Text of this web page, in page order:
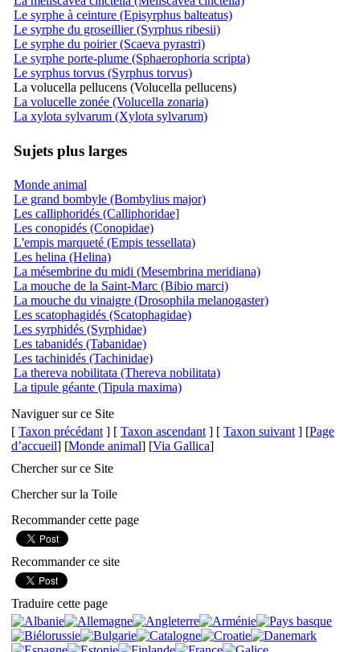
Le syrphe à ceinture (Episyrphus balteatus)
Le syrphe du groseillier (Syrphus ribesii)
Le syrphe du poirier (Scaeva pyrastri)
Le syrphe porte-plume (Sphaerophoria scripta)
Le syrphus torvus (Syrphus torvus)
La volucella pellucens (Volucella pellucens)
La volucelle zonée (Volucella zonaria)
La xylota sylvarum (Xylota sylvarum)
Sujets plus larges
Monde animal
Le grand bombyle (Bombylius major)
Les calliphoridés (Calliphoridae]
Les conopidés (Conopidae)
L'empis marqueté (Empis tessellata)
Les helina (Helina)
La mésembrine du midi (Mesembrina meridiana)
La mouche de la Saint-Marc (Bibio marci)
La mouche du vinaigre (Drosophila melanogaster)
Les scatophagidés (Scatophagidae)
Les syrphidés (Syrphidae)
Les tabanidés (Tabanidae)
Les tachinidés (Tachinidae)
La thereva nobilitata (Thereva nobilitata)
La tipule géante (Tipula maxima)
Naviguer sur ce Site
[ Taxon précédant ] [ Taxon ascendant ] [ Taxon suivant ] [Page
d’accueil] [Monde animal] [Via Gallica]
Chercher sur ce Site
Chercher sur la Toile
Recommander cette page
Recommander ce site
Traduire cette page